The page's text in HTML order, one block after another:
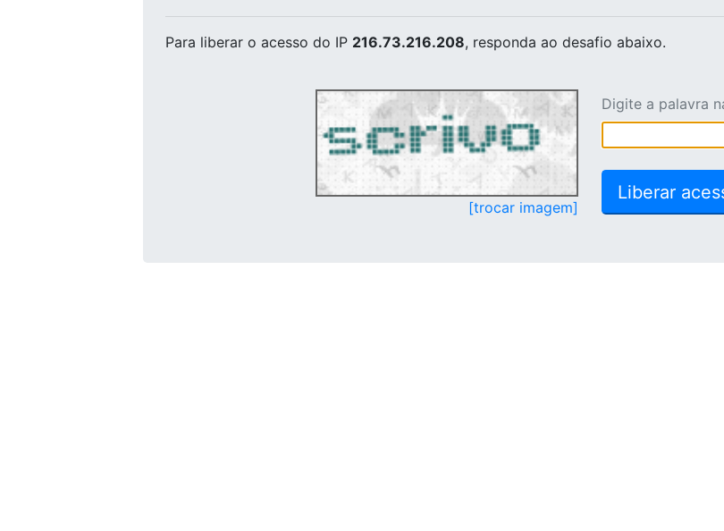
Para liberar o acesso do IP 216.73.216.208, responda ao desafio abaixo.
[trocar imagem]
Digite a palavra